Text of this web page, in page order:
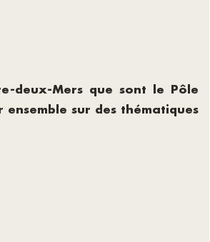
deux-Mers que sont le Pôle
sur des thématiques